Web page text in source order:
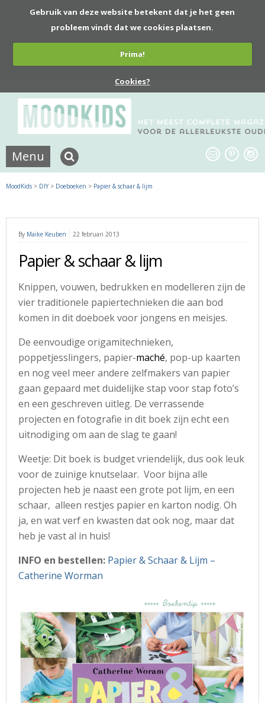
Gebruik van deze website betekent dat je het geen
probleem vindt dat we cookies plaatsen.
Prima!
Cookies?
Menu
MoodKids > DIY > Doeboeken > Papier & schaar & lijm
By Maike Keuben 22 februari 2013
Papier & schaar & lijm
Knippen, vouwen, bedrukken en modelleren zijn de
vier traditionele papiertechnieken die aan bod
komen in dit doeboek voor jongens en meisjes.
De eenvoudige origamitechnieken,
poppetjesslingers, papier-maché, pop-up kaarten
en nog veel meer andere zelfmakers van papier
gaan gepaard met duidelijke stap voor stap foto’s
en een geschreven uitleg. De verrassende
projecten en fotografie in dit boek zijn echt een
uitnodiging om aan de slag te gaan!
Weetje: Dit boek is budget vriendelijk, dus ook leuk
voor de zuinige knutselaar. Voor bijna alle
projecten heb je naast een grote pot lijm, en een
schaar, alleen restjes papier en karton nodig. Oh
ja, en wat verf en kwasten dat ook nog, maar dat
heb je vast al in huis!
INFO en bestellen: Papier & Schaar & Lijm –
Catherine Worman